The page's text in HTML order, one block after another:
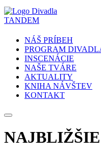
NÁŠ PRÍBEH
PROGRAM
INSCENÁCIE
NAŠE TVÁRE
AKTUALITY
KNIHA NÁVŠTEV
KONTAKT